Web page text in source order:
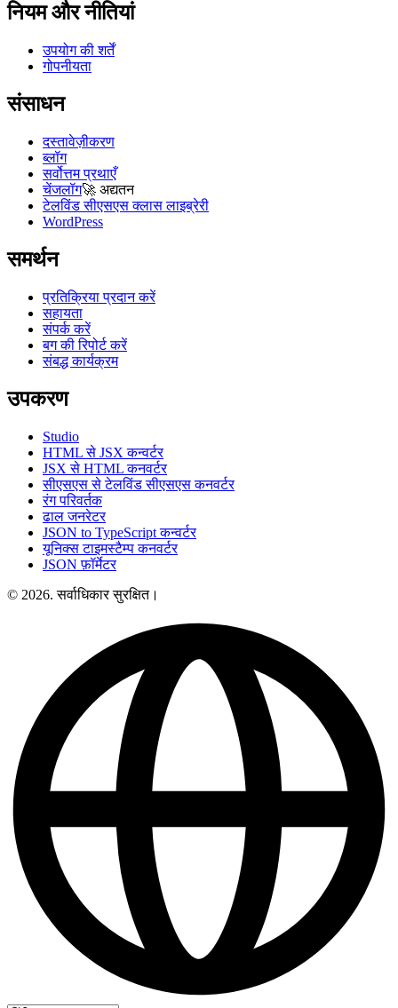
नियम और नीतियां
उपयोग की शर्तें
गोपनीयता
संसाधन
दस्तावेज़ीकरण
ब्लॉग
सर्वोत्तम प्रथाएँ
चेंजलॉग🚀 अद्यतन
टेलविंड सीएसएस क्लास लाइब्रेरी
WordPress
समर्थन
प्रतिक्रिया प्रदान करें
सहायता
संपर्क करें
बग की रिपोर्ट करें
संबद्ध कार्यक्रम
उपकरण
Studio
HTML से JSX कन्वर्टर
JSX से HTML कनवर्टर
सीएसएस से टेलविंड सीएसएस कनवर्टर
रंग परिवर्तक
ढाल जनरेटर
JSON to TypeScript कन्वर्टर
यूनिक्स टाइमस्टैम्प कनवर्टर
JSON फ़ॉर्मेटर
© 2026. सर्वाधिकार सुरक्षित।